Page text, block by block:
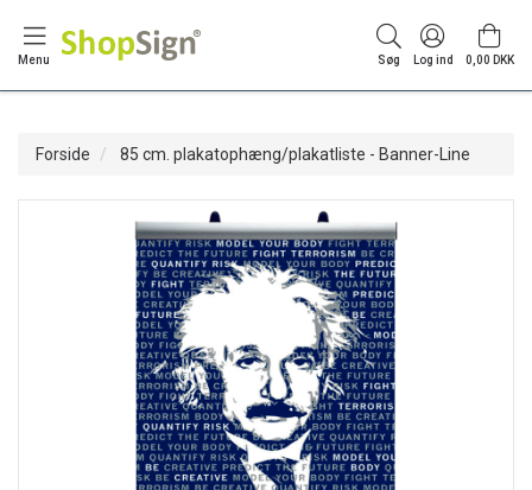
Menu Søg Log ind 0,00 DKK
Forside 85 cm. plakatophæng/plakatliste - Banner-Line